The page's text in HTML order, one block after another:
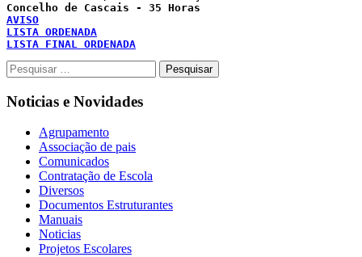
AVISO
LISTA ORDENADA
LISTA FINAL ORDENADA
Pesquisar
por:
Noticias e Novidades
Agrupamento
Associação de pais
Comunicados
Contratação de Escola
Diversos
Documentos Estruturantes
Manuais
Noticias
Projetos Escolares